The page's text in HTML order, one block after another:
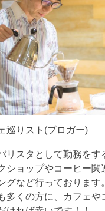
巡りスト(ブロガー)
リスタとして勤務をす
ショップやコーヒー関
グなど行っております
多くの方に、カフェや